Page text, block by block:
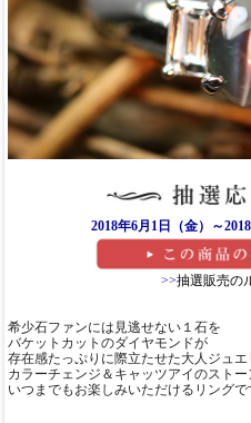
2018年6月1日（金）～
>>抽選販売の
希少石ファンには見逃せない１石を
バケットカットのダイヤモンドが
存在感たっぷりに際立たせた大人ジュエ
カラーチェンジ＆キャッツアイのストー
いつまでもお楽しみいただけるリングで